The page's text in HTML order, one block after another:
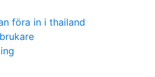
föra in i thailand